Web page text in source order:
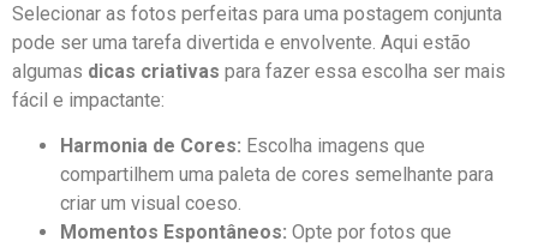
Selecionar ​as⁤ fotos perfeitas ⁣para uma postagem conjunta
‍pode ser uma tarefa divertida e envolvente.⁢ Aqui estão
algumas dicas criativas ‌para fazer ⁢essa ‍escolha ser mais
fácil e ‍impactante:
Harmonia⁢ de Cores: Escolha imagens que
compartilhem‌ uma paleta de cores ⁢semelhante para
criar um‍ visual ⁤coeso.
Momentos Espontâneos: ⁤Opte por ‍fotos que